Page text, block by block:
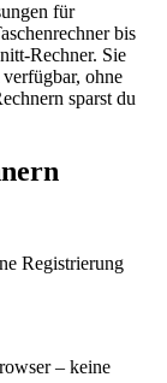
für
bis
Rechner. Sie
ohne
sparst du
Registrierung
– keine